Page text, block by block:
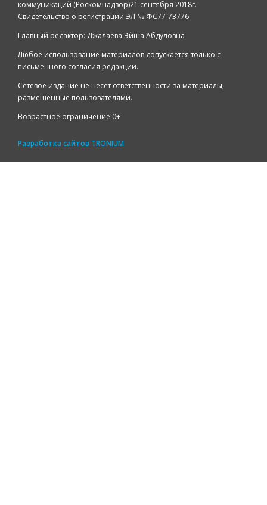
коммуникаций (Роскомнадзор)21 сентября 2018г.
Свидетельство о регистрации ЭЛ № ФС77-73776
Главный редактор: Джалаева Эйша Абдуловна
Любое использование материалов допускается только с
письменного согласия редакции.
Сетевое издание не несет ответственности за материалы,
размещенные пользователями.
Возрастное ограничение 0+
Разработка сайтов TRONIUM